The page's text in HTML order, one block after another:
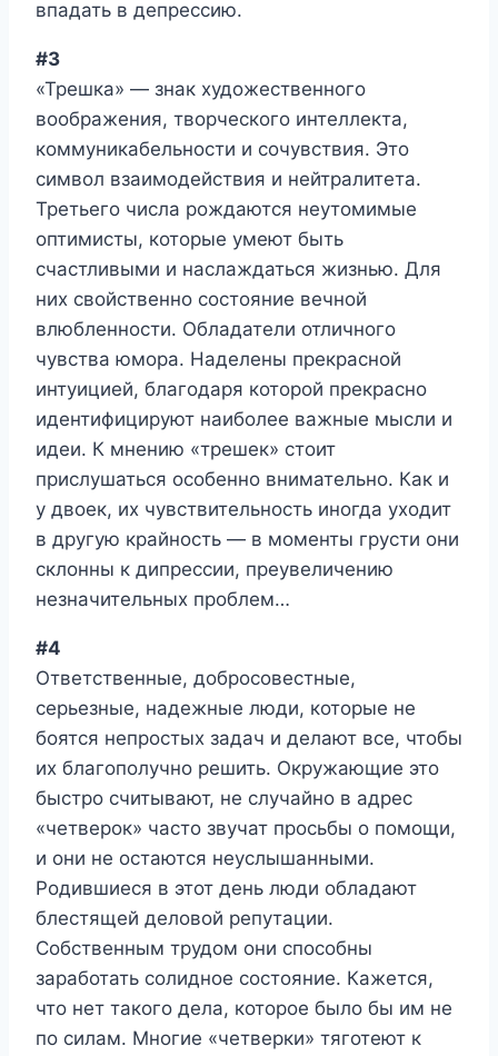
впадать в депрессию.
#3
«Трешка» — знак художественного
воображения, творческого интеллекта,
коммуникабельности и сочувствия. Это
символ взаимодействия и нейтралитета.
Третьего числа рождаются неутомимые
оптимисты, которые умеют быть
счастливыми и наслаждаться жизнью. Для
них свойственно состояние вечной
влюбленности. Обладатели отличного
чувства юмора. Наделены прекрасной
интуицией, благодаря которой прекрасно
идентифицируют наиболее важные мысли и
идеи. К мнению «трешек» стоит
прислушаться особенно внимательно. Как и
у двоек, их чувствительность иногда уходит
в другую крайность — в моменты грусти они
склонны к дипрессии, преувеличению
незначительных проблем…
#4
Ответственные, добросовестные,
серьезные, надежные люди, которые не
боятся непростых задач и делают все, чтобы
их благополучно решить. Окружающие это
быстро считывают, не случайно в адрес
«четверок» часто звучат просьбы о помощи,
и они не остаются неуслышанными.
Родившиеся в этот день люди обладают
блестящей деловой репутации.
Собственным трудом они способны
заработать солидное состояние. Кажется,
что нет такого дела, которое было бы им не
по силам. Многие «четверки» тяготеют к